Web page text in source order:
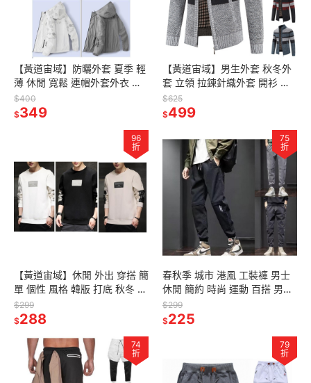
【黃道宙域】防曬外套 夏季 輕
薄 休閒 寬鬆 連帽外套外衣 薄
外套 長袖透氣 排濕 防潑水 戶
外 夏季外套 防風
$400
$349
【黃道宙域】男生外套 秋冬外
套 立領 拉鍊針織外套 開衫 男
裝 拼色外套 毛衣 夾克 男生外
衣 男生夾克 保暖
$625
$499
96
折
【黃道宙域】休閒 外出 穿搭 簡
單 個性 風格 韓版 打底 秋冬 彈
性 男裝 男士 上衣 長袖 T恤 長
T 寬鬆 舒適
$299
$288
75
折
春秋季 城市 港風 工裝褲 男士
休閒 簡約 時尚 運動 百搭 男裝
束腳 長褲 男
$299
$225
74
折
79
折